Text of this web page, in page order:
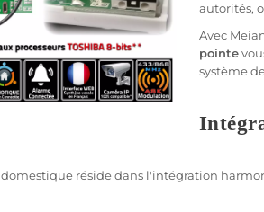
autorités,
Avec
pointe
système
domestique réside dans l'intégration